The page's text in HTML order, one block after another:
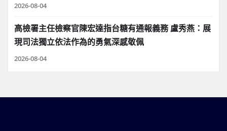
2026-08-04
高檢署主任檢察官陳宏達指台糖有通報義務 盧秀燕：展
現司法獨立依法作為的勇氣深感敬佩
2026-08-04